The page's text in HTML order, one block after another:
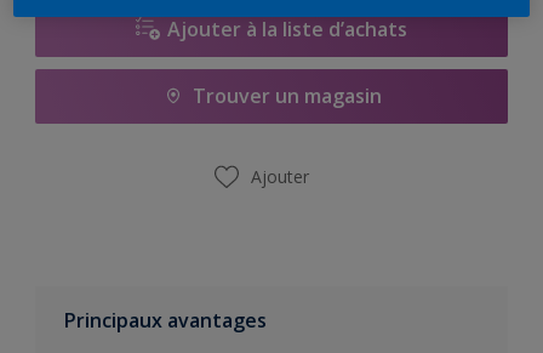
Ajouter à la liste d’achats
Trouver un magasin
Ajouter
Principaux avantages